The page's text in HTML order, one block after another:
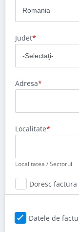
Judet
Adresa
Localitate
Localitatea / Sectorul
Doresc
Datele de
Bufet